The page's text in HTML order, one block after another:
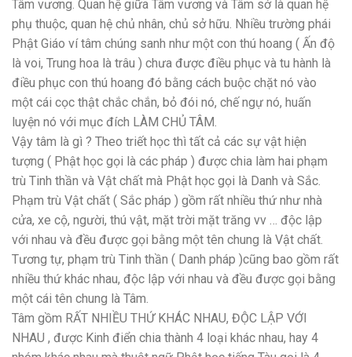
Tâm vương. Quan hệ giữa Tâm vương và Tâm sở là quan hệ
phụ thuộc, quan hệ chủ nhân, chủ sở hữu. Nhiều trường phái
Phật Giáo ví tâm chúng sanh như một con thú hoang ( Ấn độ
là voi, Trung hoa là trâu ) chưa được điều phục và tu hành là
điều phục con thú hoang đó bằng cách buộc chặt nó vào
một cái cọc thật chắc chắn, bỏ đói nó, chế ngự nó, huấn
luyện nó với mục đích LÀM CHỦ TÂM.
Vậy tâm là gì ? Theo triết học thì tất cả các sự vật hiện
tượng ( Phật học gọi là các pháp ) được chia làm hai phạm
trù Tinh thần và Vật chất mà Phật học gọi là Danh và Sắc.
Phạm trù Vật chất ( Sắc pháp ) gồm rất nhiều thứ như nhà
cửa, xe cộ, người, thú vật, mặt trời mặt trăng vv … độc lập
với nhau và đều được gọi bằng một tên chung là Vật chất.
Tương tự, phạm trù Tinh thần ( Danh pháp )cũng bao gồm rất
nhiều thứ khác nhau, độc lập với nhau và đều được gọi bằng
một cái tên chung là Tâm.
Tâm gồm RẤT NHIỀU THỨ KHÁC NHAU, ĐỘC LẬP VỚI
NHAU , được Kinh điển chia thành 4 loại khác nhau, hay 4